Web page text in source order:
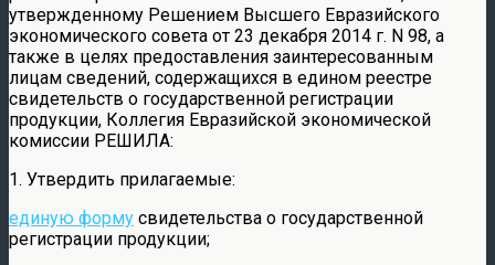
утвержденному Решением Высшего Евразийского
экономического совета от 23 декабря 2014 г. N 98, а
также в целях предоставления заинтересованным
лицам сведений, содержащихся в едином реестре
свидетельств о государственной регистрации
продукции, Коллегия Евразийской экономической
комиссии РЕШИЛА:
1. Утвердить прилагаемые:
единую форму свидетельства о государственной
регистрации продукции;